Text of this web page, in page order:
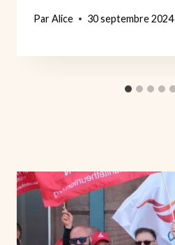
ParAlice 30 septembre 2024